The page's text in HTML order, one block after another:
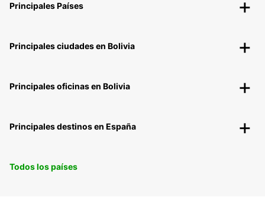
Principales Países
Principales ciudades en Bolivia
Principales oficinas en Bolivia
Principales destinos en España
Todos los países